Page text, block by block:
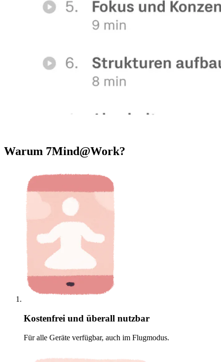
Warum 7Mind@Work?
Kostenfrei und überall nutzbar
Für alle Geräte verfügbar, auch im Flugmodus.